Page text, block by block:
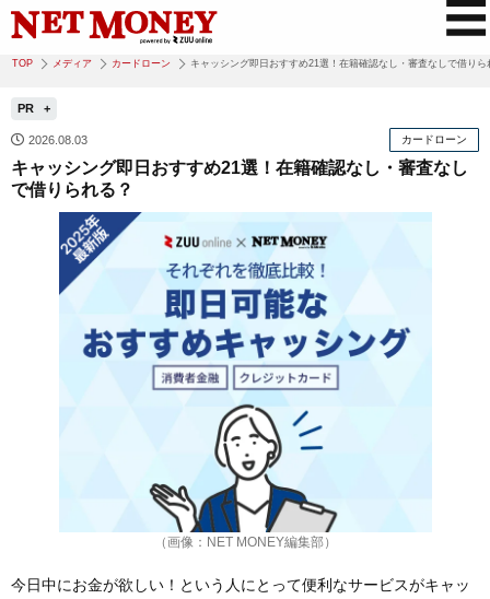
TOP メディア カードローン キャッシング即日おすすめ21選！在籍確認なし・審査なしで借りら
PR
2026.08.03 カードローン
キャッシング即日おすすめ21選！在籍確認なし・審査なし
で借りられる？
（画像：NET MONEY編集部）
今日中にお金が欲しい！という人にとって便利なサービスがキャッ